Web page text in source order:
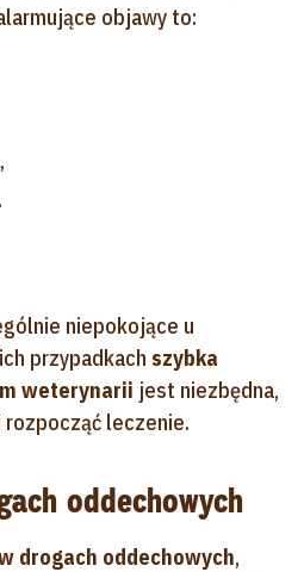
objawy to:
niepokojące u
przypadkach szybka
weterynarii jest niezbędna,
leczenie.
oddechowych
drogach oddechowych,